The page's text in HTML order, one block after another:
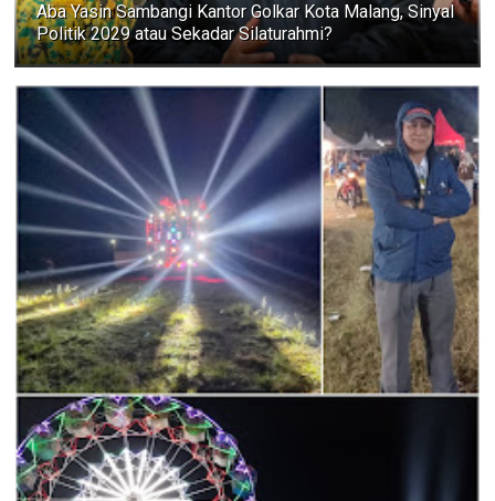
Aba Yasin Sambangi Kantor Golkar Kota Malang, Sinyal
Politik 2029 atau Sekadar Silaturahmi?